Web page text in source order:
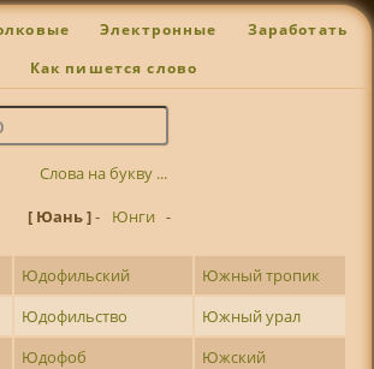
Электронные Заработать
Как пишется слово
Слова на букву ...
[ Юань ]- Юнги -
Юдофильский
Южный тропик
Юдофильство
Южный урал
Юдофоб
Южский